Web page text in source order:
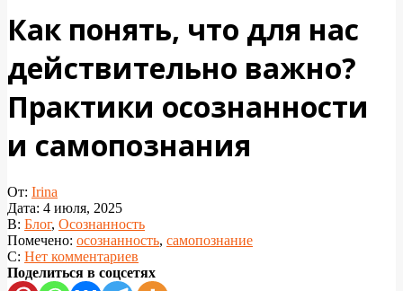
Как понять, что для нас
действительно важно?
Практики осознанности
и самопознания
От: Irina
Дата: 4 июля, 2025
В: Блог, Осознанность
Помечено: осознанность, самопознание
С: Нет комментариев
Поделиться в соцсетях